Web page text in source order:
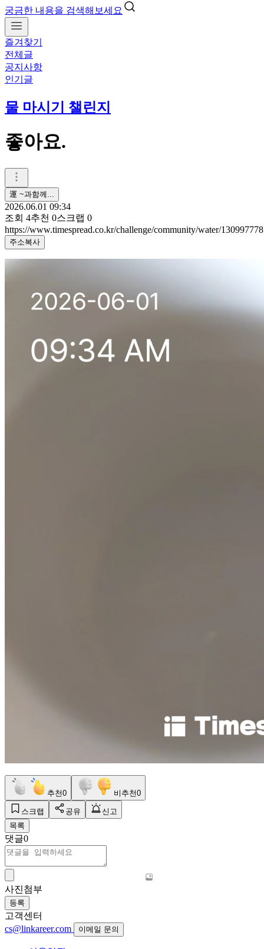
궁금한 내용을 검색해보세요
즐겨찾기
전체글
공지사항
인기글
물 마시기 챌린지
좋아요.
運 ~과함께...
2026.06.01 09:34
조회 4추천 0스크랩 0
https://www.timespread.co.kr/challenge/community/water/130997778
주소복사
추천0 비추천0
스크랩 공유
신고
목록
댓글0
사진첨부
등록
고객센터
cs@linkareer.com
이메일 문의